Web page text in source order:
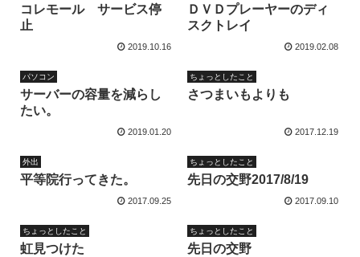
コレモール サービス停
止
2019.10.16
ＤＶＤプレーヤーのディ
スクトレイ
2019.02.08
パソコン
サーバーの容量を減らし
たい。
2019.01.20
ちょっとしたこと
さつまいもよりも
2017.12.19
外出
平等院行ってきた。
2017.09.25
ちょっとしたこと
先日の交野2017/8/19
2017.09.10
ちょっとしたこと
虹見つけた
ちょっとしたこと
先日の交野